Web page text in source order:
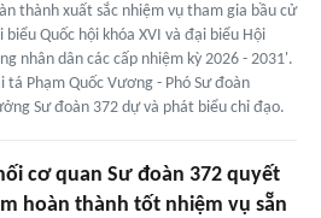
thành xuất sắc nhiệm vụ tham gia bầu cử
biểu Quốc hội khóa XVI và đại biểu Hội
nhân dân các cấp nhiệm kỳ 2026 - 2031'.
tá Phạm Quốc Vương - Phó Sư đoàn
Sư đoàn 372 dự và phát biểu chỉ đạo.
cơ quan Sư đoàn 372 quyết
hoàn thành tốt nhiệm vụ sẵn